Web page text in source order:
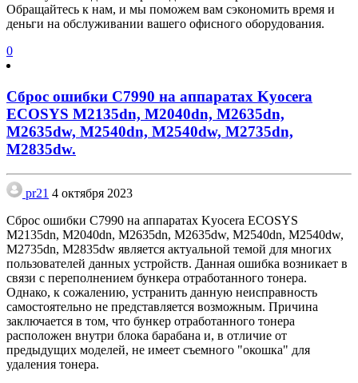
Обращайтесь к нам, и мы поможем вам сэкономить время и
деньги на обслуживании вашего офисного оборудования.
0
Сброс ошибки С7990 на аппаратах Kyocera
ECOSYS M2135dn, M2040dn, M2635dn,
M2635dw, M2540dn, M2540dw, M2735dn,
M2835dw.
pr21 4 октября 2023
Сброс ошибки С7990 на аппаратах Kyocera ECOSYS
M2135dn, M2040dn, M2635dn, M2635dw, M2540dn, M2540dw,
M2735dn, M2835dw является актуальной темой для многих
пользователей данных устройств. Данная ошибка возникает в
связи с переполнением бункера отработанного тонера.
Однако, к сожалению, устранить данную неисправность
самостоятельно не представляется возможным. Причина
заключается в том, что бункер отработанного тонера
расположен внутри блока барабана и, в отличие от
предыдущих моделей, не имеет съемного "окошка" для
удаления тонера.